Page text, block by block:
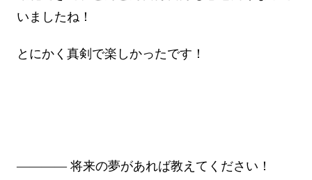
いましたね！
とにかく真剣で楽しかったです！
―――― 将来の夢があれば教えてください！